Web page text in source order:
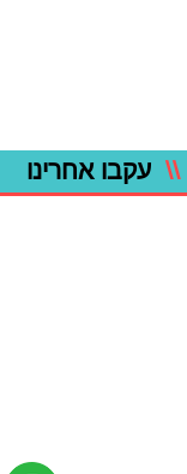
\\ עקבו אחרינו